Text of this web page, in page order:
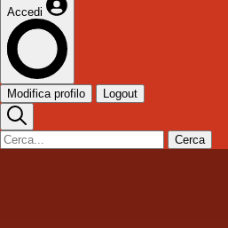
Accedi
Modifica profilo Logout
Cerca